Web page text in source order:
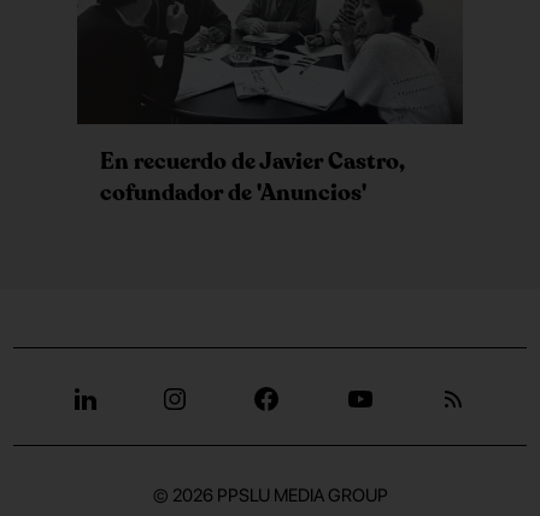
En recuerdo de Javier Castro,
cofundador de 'Anuncios'
© 2026 PPSLU MEDIA GROUP